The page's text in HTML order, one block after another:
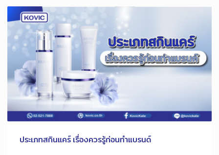
ประเภทสกินแคร์ เรื่องควรรู้ก่อนทำแบรนด์